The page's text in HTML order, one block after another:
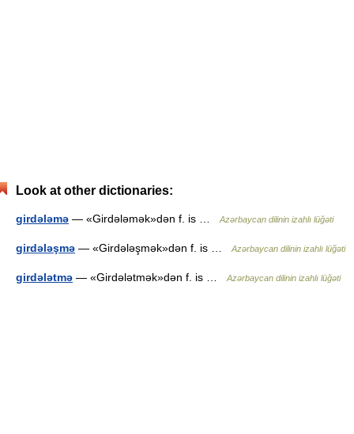
Look at other dictionaries:
girdələmə — «Girdələmək»dən f. is … Azərbaycan dilinin izahlı lüğəti
girdələşmə — «Girdələşmək»dən f. is … Azərbaycan dilinin izahlı lüğəti
girdələtmə — «Girdələtmək»dən f. is … Azərbaycan dilinin izahlı lüğəti